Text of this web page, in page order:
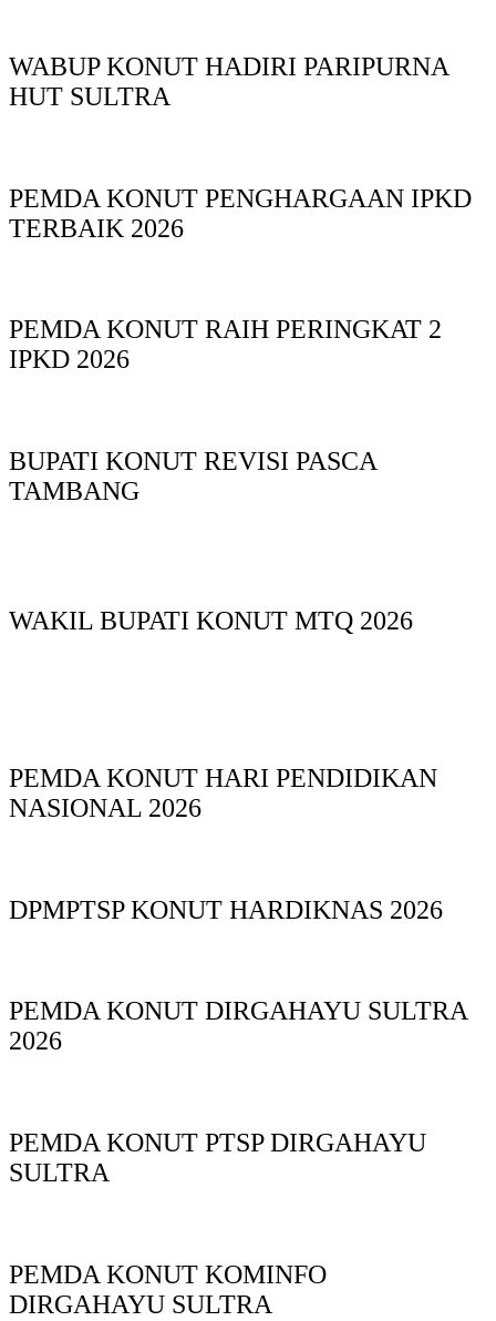
WABUP KONUT HADIRI PARIPURNA
HUT SULTRA
PEMDA KONUT PENGHARGAAN IPKD
TERBAIK 2026
PEMDA KONUT RAIH PERINGKAT 2
IPKD 2026
BUPATI KONUT REVISI PASCA
TAMBANG
WAKIL BUPATI KONUT MTQ 2026
PEMDA KONUT HARI PENDIDIKAN
NASIONAL 2026
DPMPTSP KONUT HARDIKNAS 2026
PEMDA KONUT DIRGAHAYU SULTRA
2026
PEMDA KONUT PTSP DIRGAHAYU
SULTRA
PEMDA KONUT KOMINFO
DIRGAHAYU SULTRA